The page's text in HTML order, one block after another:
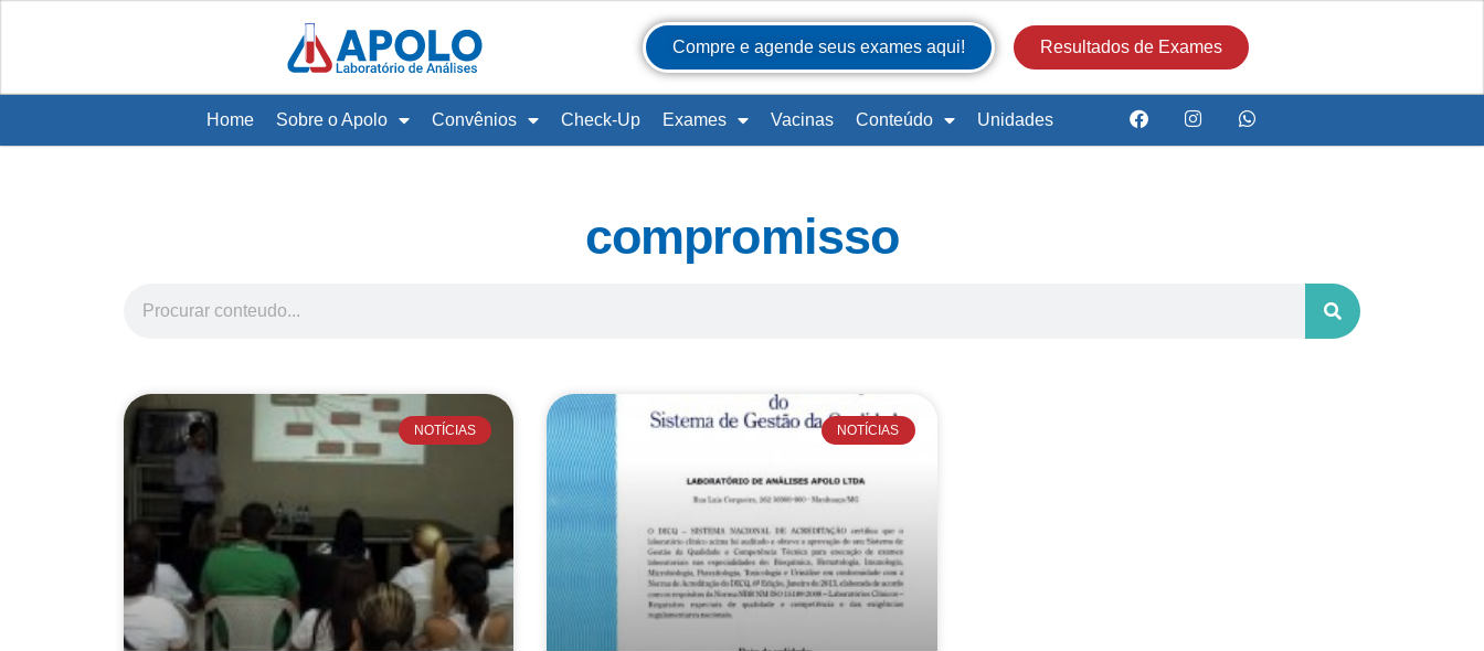
Compre e agende seus exames aqui! Resultados de Exames
Home Sobre o Apolo Convênios Check-Up Exames Vacinas Conteúdo Unidades
compromisso
NOTÍCIAS NOTÍCIAS